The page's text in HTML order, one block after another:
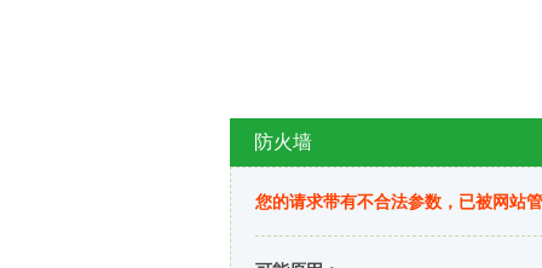
防火墙
您的请求带有不合法参数，已被网站